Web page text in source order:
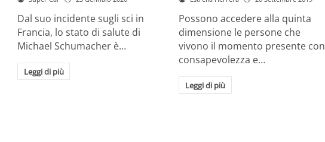
Dal suo incidente sugli sci in
Francia, lo stato di salute di
Michael Schumacher è…
Leggi di più
Possono accedere alla quinta
dimensione le persone che
vivono il momento presente con
consapevolezza e…
Leggi di più